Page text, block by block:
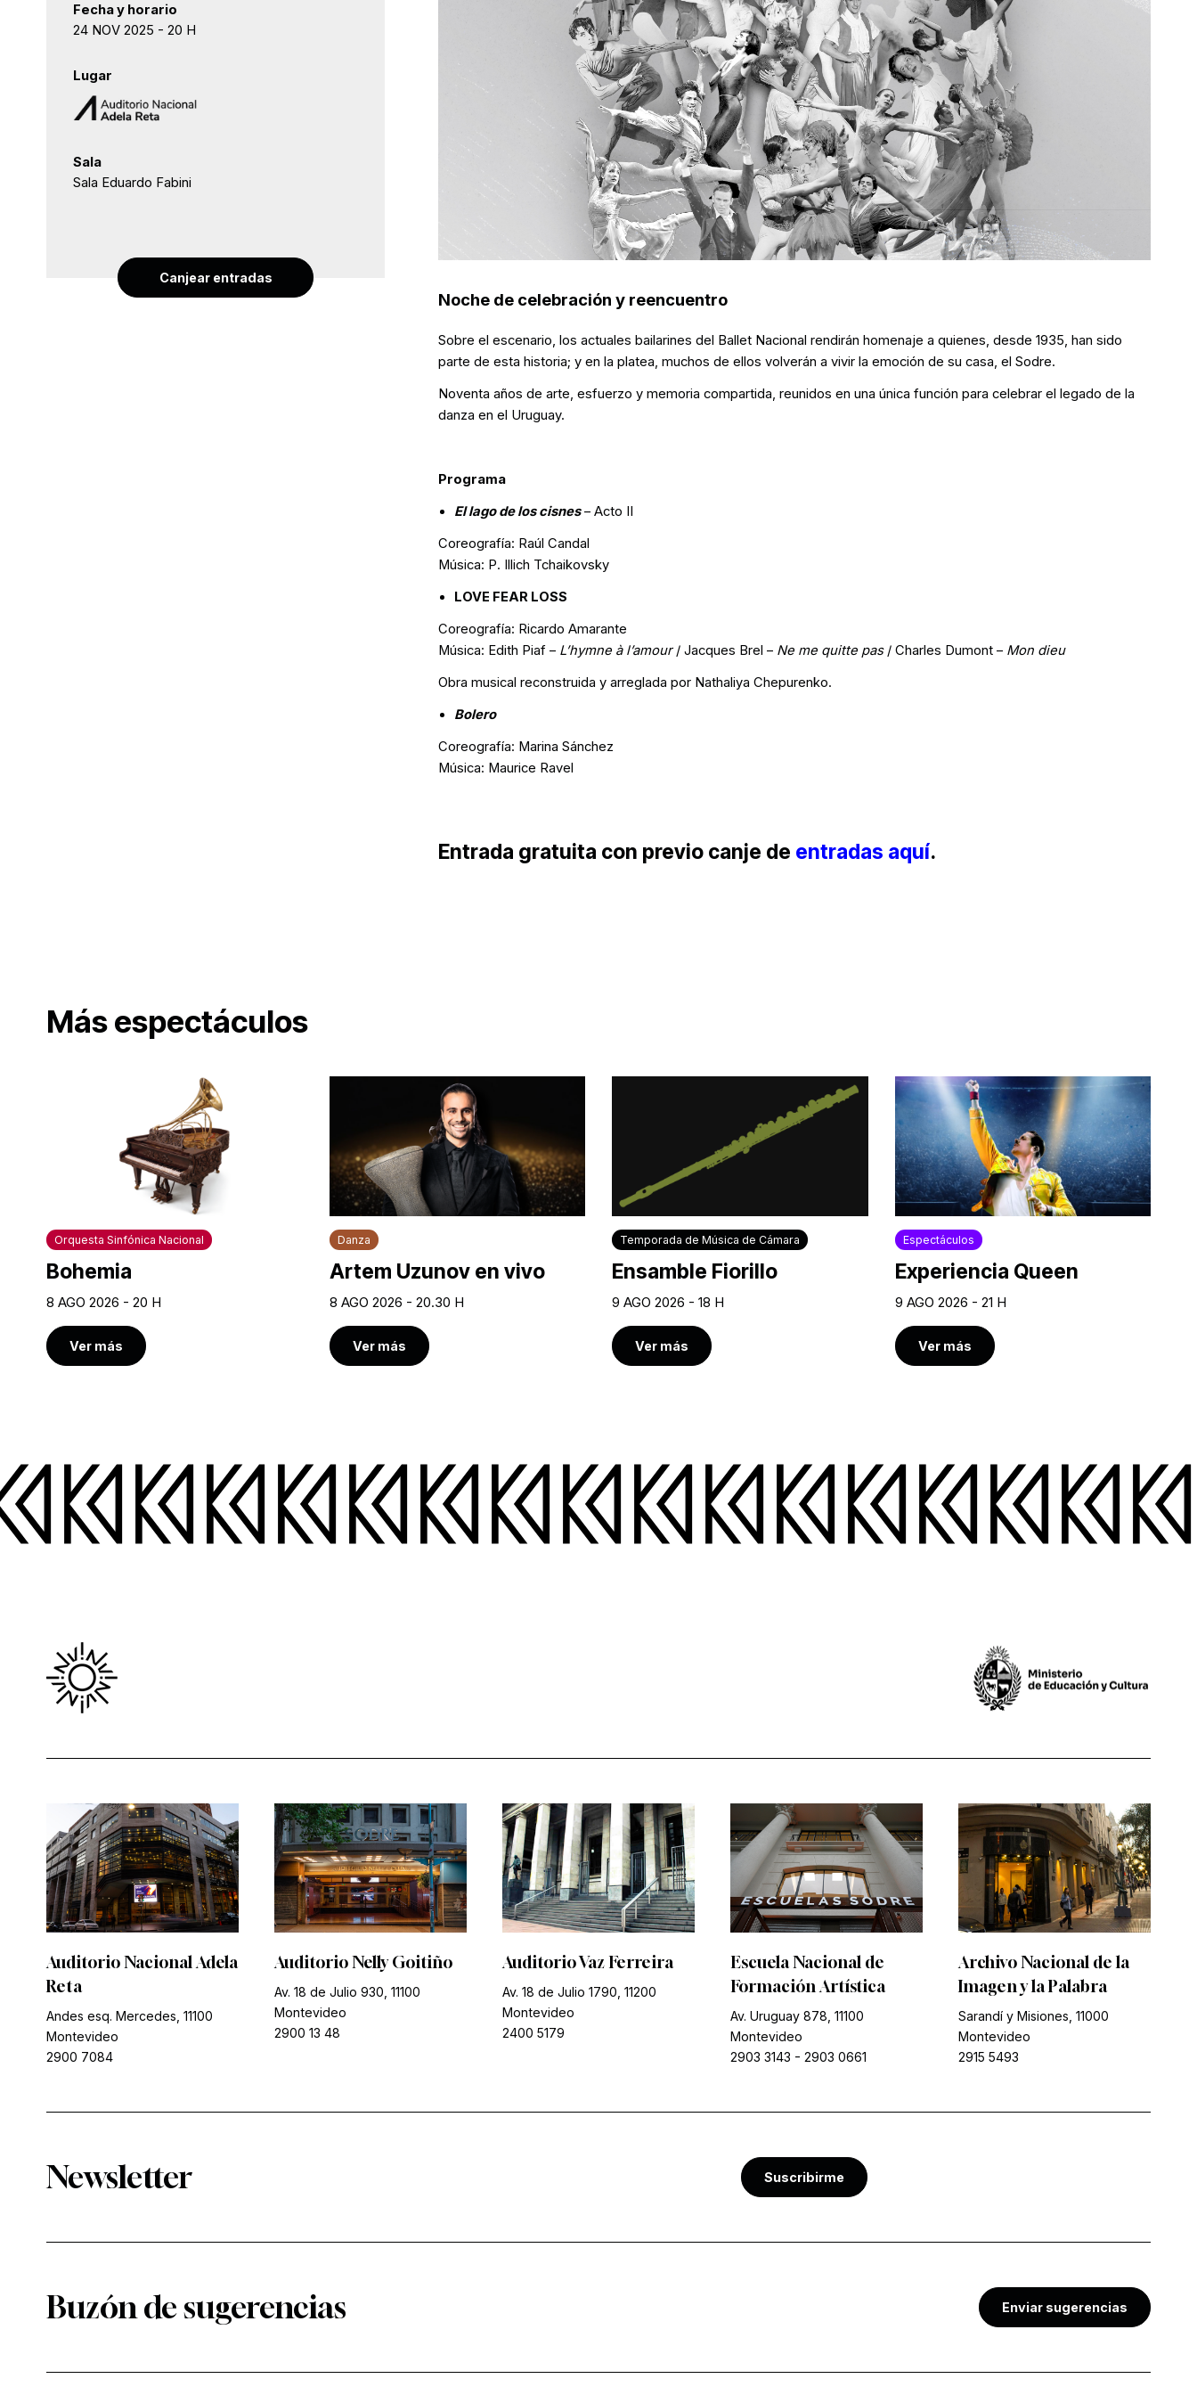
Noche de celebración y reencuentro
Sobre el escenario, los actuales bailarines del Ballet Nacional rendirán homenaje a quienes, desde 1935, han sido
parte de esta historia; y en la platea, muchos de ellos volverán a vivir la emoción de su casa, el Sodre.
Noventa años de arte, esfuerzo y memoria compartida, reunidos en una única función para celebrar el legado de la
danza en el Uruguay.
Programa
El lago de los cisnes– Acto II
Coreografía: Raúl Candal
Música: P. Illich Tchaikovsky
LOVE FEAR LOSS
Coreografía: Ricardo Amarante
Música: Edith Piaf – L’hymne à l’amour/ Jacques Brel – Ne me quitte pas/ Charles Dumont – Mon dieu
Obra musical reconstruida y arreglada por Nathaliya Chepurenko.
Bolero
Coreografía: Marina Sánchez
Música: Maurice Ravel
Entrada gratuita con previo canje de entradas aquí.
Fecha y horario
24 NOV 2025 - 20 H
Lugar
Sala
Sala Eduardo Fabini
Canjear entradas
Más espectáculos
Orquesta Sinfónica Nacional
Bohemia
8 AGO 2026 - 20 H
Ver más
Danza
Artem Uzunov en vivo
8 AGO 2026 - 20.30 H
Ver más
Temporada de Música de Cámara
Ensamble Fiorillo
9 AGO 2026 - 18 H
Ver más
Espectáculos
Experiencia Queen
9 AGO 2026 - 21 H
Ver más
Auditorio Nacional Adela
Reta
Andes esq. Mercedes, 11100
Montevideo
2900 7084
Auditorio Nelly Goitiño
Av. 18 de Julio 930, 11100
Montevideo
2900 13 48
Auditorio Vaz Ferreira
Av. 18 de Julio 1790, 11200
Montevideo
2400 5179
Escuela Nacional de
Formación Artística
Av. Uruguay 878, 11100
Montevideo
2903 3143 - 2903 0661
Archivo Nacional de la
Imagen y la Palabra
Sarandí y Misiones, 11000
Montevideo
2915 5493
Newsletter Suscribirme
Buzón de sugerencias Enviar sugerencias